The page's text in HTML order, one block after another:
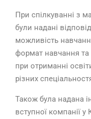
При спілкуванні з
були надані
можливість
формат навчання
при отриманні
різних
Також була надана
вступної компанії